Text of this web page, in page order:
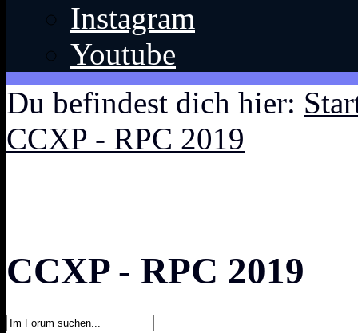
Instagram
Youtube
Du befindest dich hier:
CCXP - RPC 2019
CCXP - RPC 2019